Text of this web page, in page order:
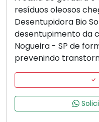
resíduos oleosos
Desentupidora Bio
desentupimento da
Nogueira - SP de
prevenindo